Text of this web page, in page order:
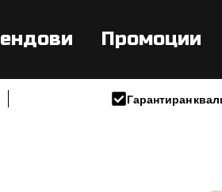
Промоции
Гарантиран